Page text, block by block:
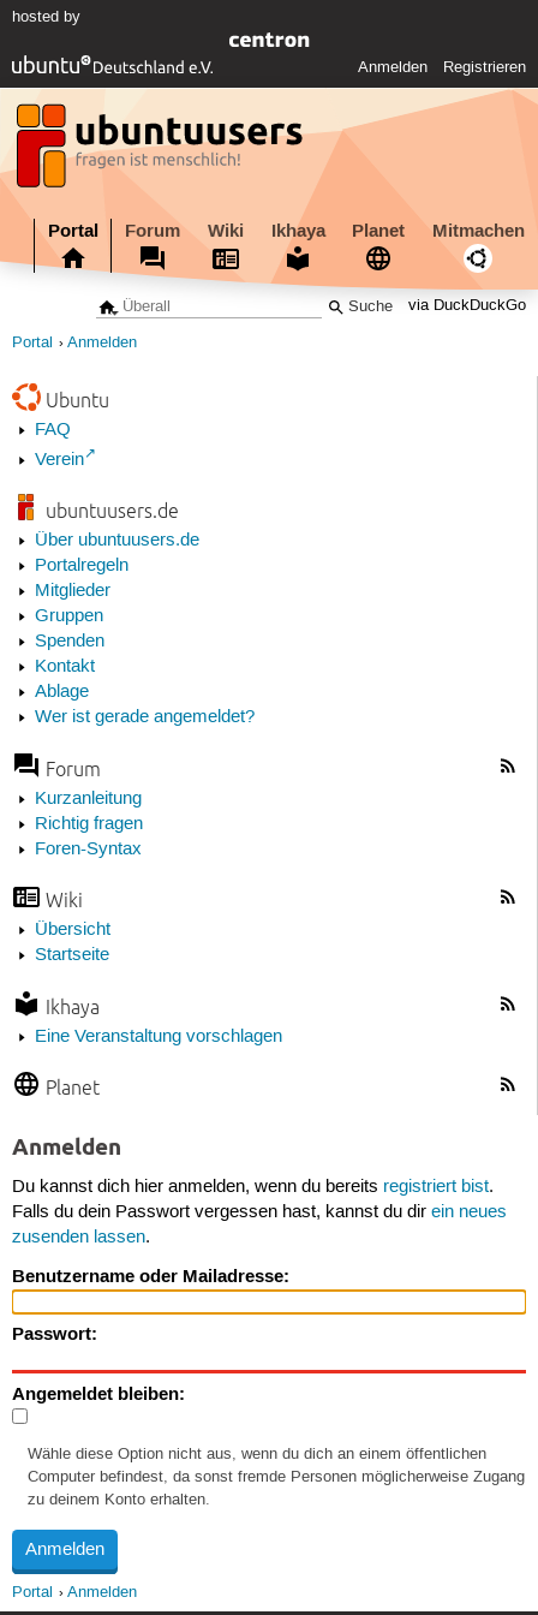
hosted by
Anmelden Registrieren
Portal Forum Wiki Ikhaya Planet Mitmachen
via DuckDuckGo
Portal Anmelden
Ubuntu
FAQ
Verein
ubuntuusers.de
Über ubuntuusers.de
Portalregeln
Mitglieder
Gruppen
Spenden
Kontakt
Ablage
Wer ist gerade angemeldet?
Forum
Kurzanleitung
Richtig fragen
Foren-Syntax
Wiki
Übersicht
Startseite
Ikhaya
Eine Veranstaltung vorschlagen
Planet
Anmelden
Du kannst dich hier anmelden, wenn du bereits registriert bist.
Falls du dein Passwort vergessen hast, kannst du dir ein neues
zusenden lassen.
Benutzername oder Mailadresse:
Passwort:
Angemeldet bleiben:
Wähle diese Option nicht aus, wenn du dich an einem öffentlichen
Computer befindest, da sonst fremde Personen möglicherweise Zugang
zu deinem Konto erhalten.
Portal Anmelden